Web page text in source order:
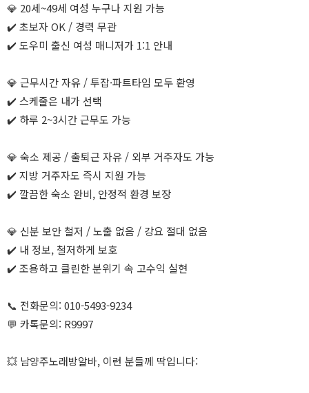
💎 20세~49세 여성 누구나 지원 가능
✔️ 초보자 OK / 경력 무관
✔️ 도우미 출신 여성 매니저가 1:1 안내
💎 근무시간 자유 / 투잡·파트타임 모두 환영
✔️ 스케줄은 내가 선택
✔️ 하루 2~3시간 근무도 가능
💎 숙소 제공 / 출퇴근 자유 / 외부 거주자도 가능
✔️ 지방 거주자도 즉시 지원 가능
✔️ 깔끔한 숙소 완비, 안정적 환경 보장
💎 신분 보안 철저 / 노출 없음 / 강요 절대 없음
✔️ 내 정보, 철저하게 보호
✔️ 조용하고 클린한 분위기 속 고수익 실현
📞 전화문의: 010-5493-9234
💬 카톡문의: R9997
💥 남양주노래방알바, 이런 분들께 딱입니다: